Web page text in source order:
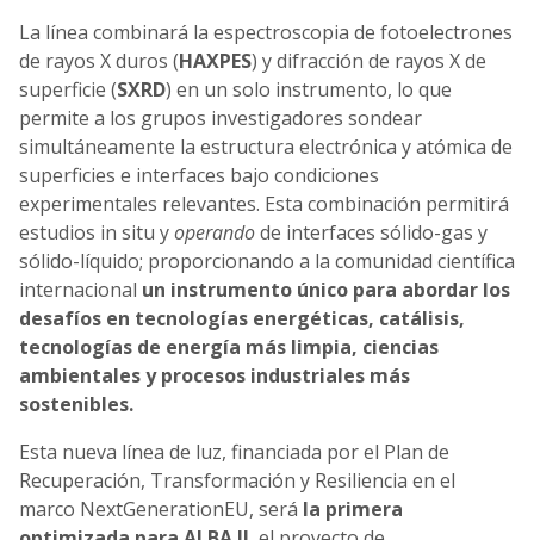
La línea combinará la espectroscopia de fotoelectrones
de rayos X duros (HAXPES) y difracción de rayos X de
superficie (SXRD) en un solo instrumento, lo que
permite a los grupos investigadores sondear
simultáneamente la estructura electrónica y atómica de
superficies e interfaces bajo condiciones
experimentales relevantes. Esta combinación permitirá
estudios in situ yoperandode interfaces sólido-gas y
sólido-líquido; proporcionando a la comunidad científica
internacional un instrumento único para abordar los
desafíos en tecnologías energéticas, catálisis,
tecnologías de energía más limpia, ciencias
ambientales y procesos industriales más
sostenibles.
Esta nueva línea de luz, financiada por el Plan de
Recuperación, Transformación y Resiliencia en el
marco NextGenerationEU, será la primera